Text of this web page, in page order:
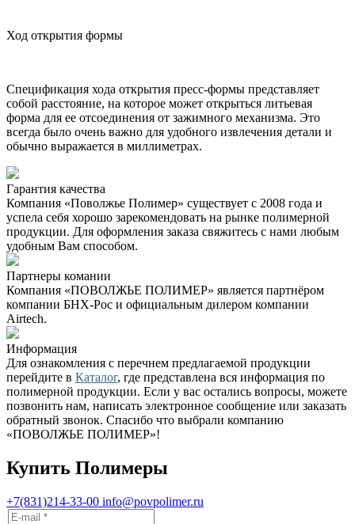
Ход открытия формы
Спецификация хода открытия пресс-формы представляет
собой расстояние, на которое может открыться литьевая
форма для ее отсоединения от зажимного механизма. Это
всегда было очень важно для удобного извлечения детали и
обычно выражается в миллиметрах.
Гарантия качества
Компания «Поволжье Полимер» существует с 2008 года и
успела себя хорошо зарекомендовать на рынке полимерной
продукции. Для оформления заказа свяжитесь с нами любым
удобным Вам способом.
Партнеры комании
Компания «ПОВОЛЖЬЕ ПОЛИМЕР» является партнёром
компании БНХ-Рос и официальным дилером компании
Airtech.
Информация
Для ознакомления с перечнем предлагаемой продукции
перейдите в Каталог, где представлена вся информация по
полимерной продукции. Если у вас остались вопросы, можете
позвонить нам, написать электронное сообщение или заказать
обратный звонок. Спасибо что выбрали компанию
«ПОВОЛЖЬЕ ПОЛИМЕР»!
Купить Полимеры
+7(831)214-33-00 info@povpolimer.ru